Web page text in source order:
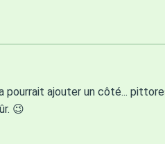
pourrait ajouter un côté...
😉